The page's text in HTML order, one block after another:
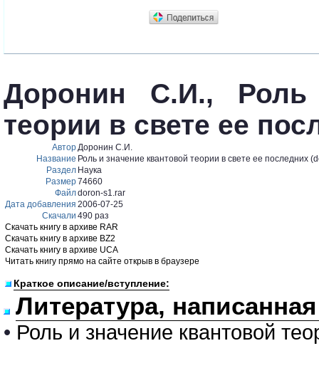
Доронин С.И., Роль
теории в свете ее
АвторДоронин С.И.
Название Роль и значение квантовой теории в свете ее последних
Раздел Наука
Размер74660
Файлdoron-s1.rar
Дата добавления 2006-07-25
Скачали 490 раз
Скачать книгу в архиве RAR
Скачать книгу в архиве BZ2
Скачать книгу в архиве UCA
Читать книгу прямо на сайте открыв в браузере
Краткое описание/вступление:
Литература,
• Роль и значение квантовой